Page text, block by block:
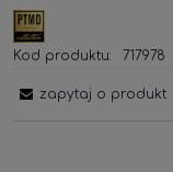
Kod produktu: 717978
zapytaj o produkt